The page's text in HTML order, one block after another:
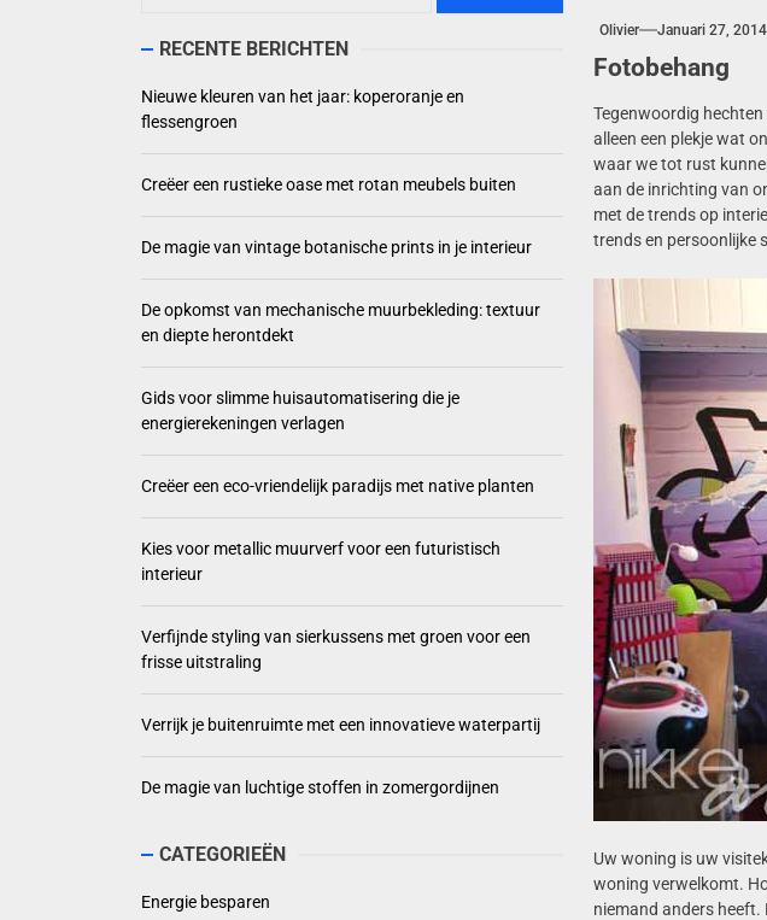
Creëer een rustieke oase met rotan
De opkomst van mechanische
Gids voor slimme
Olivier Januari 27, 2014
Fotobehang
Tegenwoordig
alleen een plekje wat
waar we tot rust
aan de inrichting van
met de trends op
trends en persoonlijke
Uw woning is uw
woning verwelkomt.
niemand anders heeft.
RECENTE BERICHTEN
Nieuwe kleuren van het jaar: koperoranje en
flessengroen
Creëer een rustieke oase met rotan meubels buiten
De magie van vintage botanische prints in je interieur
De opkomst van mechanische muurbekleding: textuur
en diepte herontdekt
Gids voor slimme huisautomatisering die je
energierekeningen verlagen
Creëer een eco-vriendelijk paradijs met native planten
Kies voor metallic muurverf voor een futuristisch
interieur
Verfijnde styling van sierkussens met groen voor een
frisse uitstraling
Verrijk je buitenruimte met een innovatieve waterpartij
De magie van luchtige stoffen in zomergordijnen
CATEGORIEËN
Energie besparen